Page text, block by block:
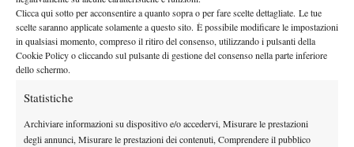
Clicca qui sotto per acconsentire a quanto sopra o per fare scelte dettagliate. Le tue
scelte saranno applicate solamente a questo sito. È possibile modificare le impostazioni
in qualsiasi momento, compreso il ritiro del consenso, utilizzando i pulsanti della
Cookie Policy o cliccando sul pulsante di gestione del consenso nella parte inferiore
dello schermo.
Statistiche
Archiviare informazioni su dispositivo e/o accedervi, Misurare le prestazioni
degli annunci, Misurare le prestazioni dei contenuti, Comprendere il pubblico
Svajda, però, non accusa il colpo a inizio terzo sete, nel suo
turno di risposta più efficace del match,strappa la battuta
all’azzurro per la prima volta nella partita, mandando segnali
Cobolli, però,
conferma l’ottimo rendimento con questo fondamentale nel tie-
break, dove si aggiudica il set nello stupore del Philippe-Chatrier.